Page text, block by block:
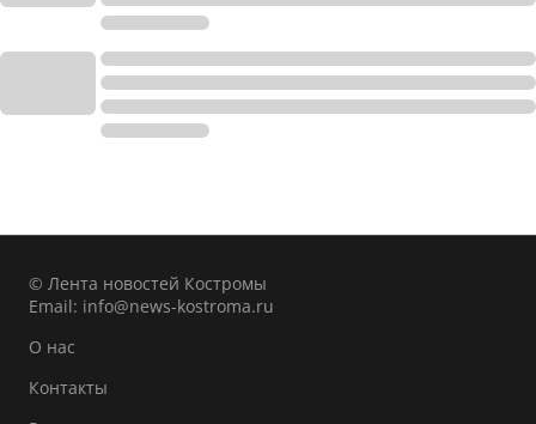
© Лента новостей Костромы
Email: info@news-kostroma.ru
О нас
Контакты